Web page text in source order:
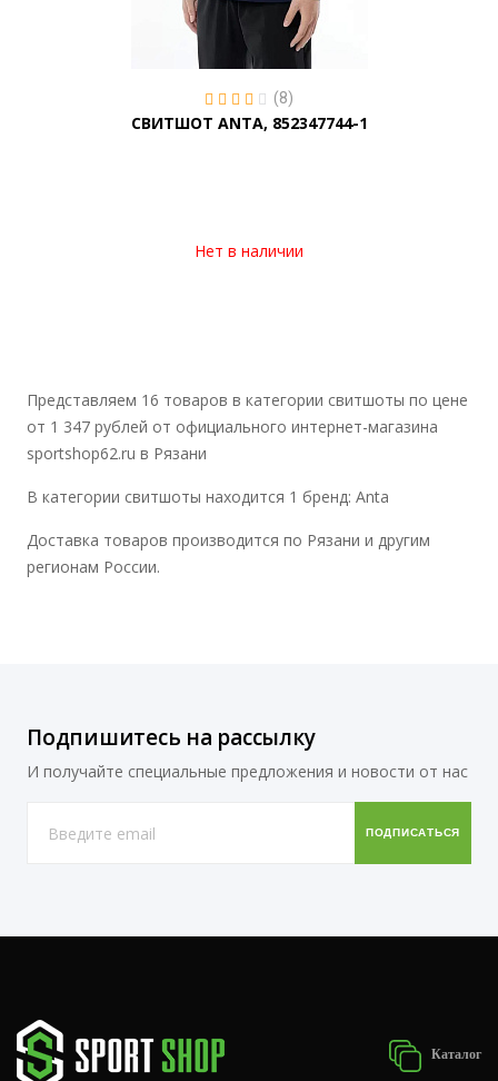
(8)
СВИТШОТ ANTA, 852347744-1
Нет в наличии
Представляем 16 товаров в категории свитшоты по цене
от 1 347 рублей от официального интернет-магазина
sportshop62.ru в Рязани
В категории свитшоты находится 1 бренд: Anta
Доставка товаров производится по Рязани и другим
регионам России.
Подпишитесь на рассылку
И получайте специальные предложения и новости от нас
Каталог